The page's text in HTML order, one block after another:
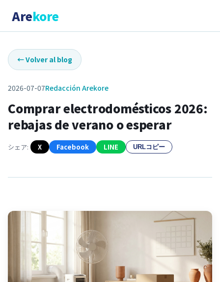
Arekore
←Volver al blog
2026-07-07Redacción Arekore
Comprar electrodomésticos 2026:
rebajas de verano o esperar
シェア: X Facebook LINE URLコピー